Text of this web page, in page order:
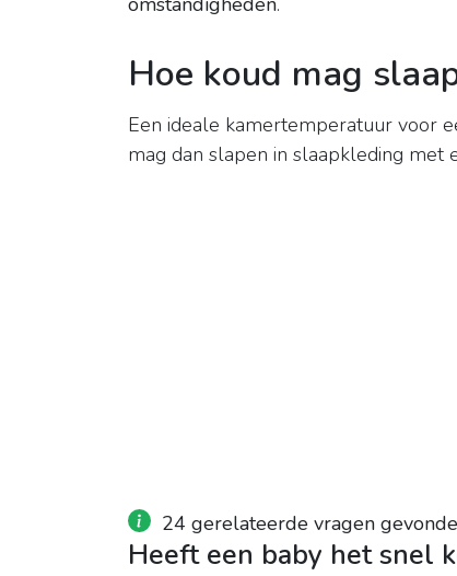
Hoe koud mag
Een ideale kamertemperatuur voor
mag dan slapen in slaapkleding met
24 gerelateerde vragen
Heeft een baby het snel